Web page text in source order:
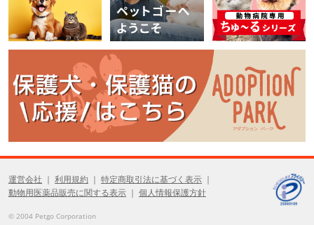
運営会社 利用規約
特定商取引法に基づく表示
動物用医薬品販売に関する表示
個人情報保護方針
© 2004 Petgo Corporation